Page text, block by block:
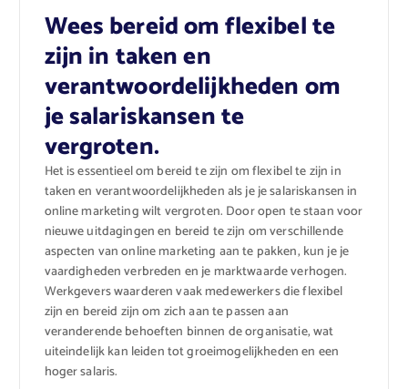
Wees bereid om flexibel te
zijn in taken en
verantwoordelijkheden om
je salariskansen te
vergroten.
Het is essentieel om bereid te zijn om flexibel te zijn in
taken en verantwoordelijkheden als je je salariskansen in
online marketing wilt vergroten. Door open te staan voor
nieuwe uitdagingen en bereid te zijn om verschillende
aspecten van online marketing aan te pakken, kun je je
vaardigheden verbreden en je marktwaarde verhogen.
Werkgevers waarderen vaak medewerkers die flexibel
zijn en bereid zijn om zich aan te passen aan
veranderende behoeften binnen de organisatie, wat
uiteindelijk kan leiden tot groeimogelijkheden en een
hoger salaris.